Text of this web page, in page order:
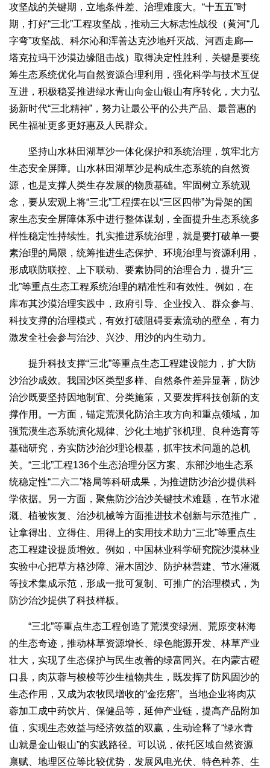
攻坚战的关键期，立地条件差、治理难度大。“十五五”时
期，打好“三北”工程攻坚战，推动三大标志性战役（黄河“几
字弯”攻坚战、科尔沁和浑善达克沙地歼灭战、河西走廊—
塔克拉玛干沙漠边缘阻击战）取得决定性胜利，关键是要统
筹生态系统优化与自然资源合理利用，强化科学与技术互促
互进，积极稳妥推进绿水青山向金山银山有序转化，大力弘
扬新时代“三北精神”，努力让最公平的公共产品、最普惠的
民生福祉更多更好惠及人民群众。
坚持山水林田湖草沙一体化保护和系统治理，筑牢北方
生态安全屏障。山水林田湖草沙是构成生态系统的自然资
源，也是支撑人类生存发展的物质基础。牢固树立系统观
念，要从宏观上将“三北”工程摆在以“三区四带”为骨架的国
家生态安全屏障体系中进行整体谋划，全面提升生态系统多
样性稳定性持续性。扎实推进系统治理，就是要打破单一要
素治理的局限，统筹推进生态保护、环境治理与资源利用，
形成联防联控、上下联动、要素协同的治理合力，提升“三
北”等重点生态工程系统治理的精准性和有效性。例如，在
库布其沙漠治理实践中，政府引导、企业投入、群众参与、
科技支撑的治理模式，有效打破阻碍要素流动的壁垒，有力
激发全社会参与治沙、兴沙、用沙的内生动力。
提升科技支撑“三北”等重点生态工程建设能力，扩大防
沙治沙成效。我国沙区类型多样、自然条件差异显著，防沙
治沙既要坚持因地制宜、分类施策，又要发挥科技创新的支
撑作用。一方面，锚定荒漠化防治主攻方向和重点领域，加
强荒漠生态系统演化规律、沙化土地扩张机理、良种选育等
基础研究，夯实防沙治沙理论根基，抓牢技术问题的总机
关。“三北”工程136个生态治理分区方案、东部沙地生态系
统稳定性“二六二”格局等科研成果，为推进防沙治沙提供科
学依据。另一方面，聚焦防沙治沙关键技术难题，在节水灌
溉、植被恢复、治沙机械等方面推进技术创新与示范推广，
让拿得出、立得住、用得上的实用技术助力“三北”等重点生
态工程建设提质增效。例如，中国林业科学研究院沙漠林业
实验中心把草方格沙障、灌木固沙、防护林营建、节水灌溉
等技术集成示范，形成一批可复制、可推广的治理模式，为
防沙治沙提供了科技样板。
“三北”等重点生态工程创造了荒漠变绿洲、荒原变林海
的生态奇迹，推动林草资源增长、绿色能源开发、林草产业
壮大，实现了生态保护与民生改善的绿富同兴。在内蒙古磴
口县，肉苁蓉与梭梭等沙生植物共生，既发挥了防风固沙的
生态作用，又成为农牧民增收的“金疙瘩”。当地企业将肉苁
蓉加工成中药饮片、保健品等，延伸产业链，提高产品附加
值，实现生态效益与经济效益的双赢，生动诠释了“绿水青
山就是金山银山”的实践路径。可以说，依托区域自然资源
禀赋、地理区位等比较优势，发展风电光伏、特色种养、生